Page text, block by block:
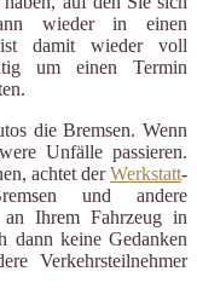
wieder in einen
ist damit wieder voll
um einen Termin
die Bremsen. Wenn
Unfälle passieren.
achtet derWerkstatt-
und andere
Ihrem Fahrzeug in
dann keine Gedanken
Verkehrsteilnehmer